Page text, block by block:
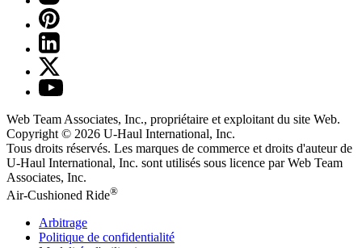
Web Team Associates, Inc., propriétaire et exploitant du site Web.
Copyright © 2026 U-Haul International, Inc.
Tous droits réservés. Les marques de commerce et droits d'auteur de
U-Haul International, Inc. sont utilisés sous licence par Web Team
Associates, Inc.
Air-Cushioned Ride®
Arbitrage
Politique de confidentialité